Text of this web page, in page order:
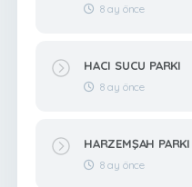
8 ay önce
HACI SUCU PARKI
8 ay önce
HARZEMŞAH PARKI
8 ay önce